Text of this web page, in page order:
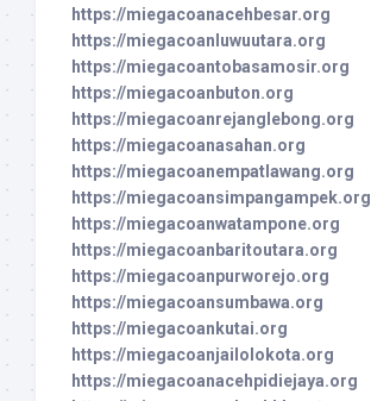
https://miegacoanacehbesar.org
https://miegacoanluwuutara.org
https://miegacoantobasamosir.org
https://miegacoanbuton.org
https://miegacoanrejanglebong.org
https://miegacoanasahan.org
https://miegacoanempatlawang.org
https://miegacoansimpangampek.org
https://miegacoanwatampone.org
https://miegacoanbaritoutara.org
https://miegacoanpurworejo.org
https://miegacoansumbawa.org
https://miegacoankutai.org
https://miegacoanjailolokota.org
https://miegacoanacehpidiejaya.org